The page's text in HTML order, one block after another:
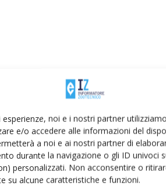
noi e i nostri partner
e/o accedere alle informazioni del
a noi e ai nostri partner di
durante la navigazione o gli ID univoci
personalizzati. Non acconsentire o
su alcune caratteristiche e funzioni.